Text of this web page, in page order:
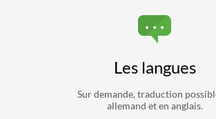
Les langues
Sur demande, traduction
allemand et en anglais.